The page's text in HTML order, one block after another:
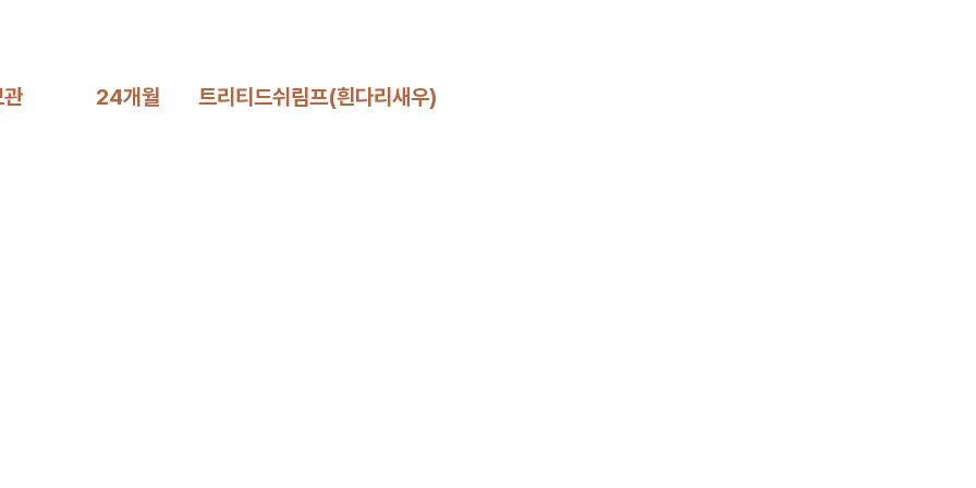
관 24개월 트리티드쉬림프(흰다리새우)